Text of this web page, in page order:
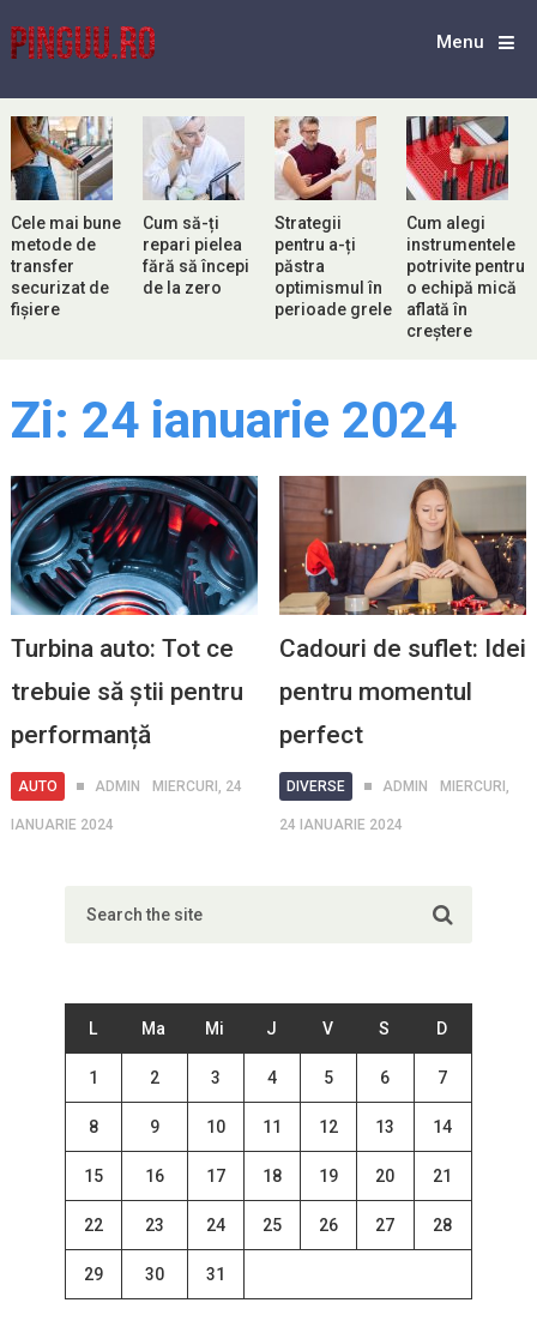
Menu
Cele mai bune
metode de
transfer
securizat de
fișiere
Cum să-ți
repari pielea
fără să începi
de la zero
Strategii
pentru a-ți
păstra
optimismul în
perioade grele
Cum alegi
instrumentele
potrivite pentru
o echipă mică
aflată în
creștere
Zi: 24 ianuarie 2024
Turbina auto: Tot ce
trebuie să știi pentru
performanță
AUTO ADMIN MIERCURI, 24
IANUARIE 2024
Cadouri de suflet: Idei
pentru momentul
perfect
DIVERSE ADMIN MIERCURI,
24 IANUARIE 2024
L Ma Mi J V S D
1 2 3 4 5 6 7
8 9 10 11 12 13 14
15 16 17 18 19 20 21
22 23 24 25 26 27 28
29 30 31